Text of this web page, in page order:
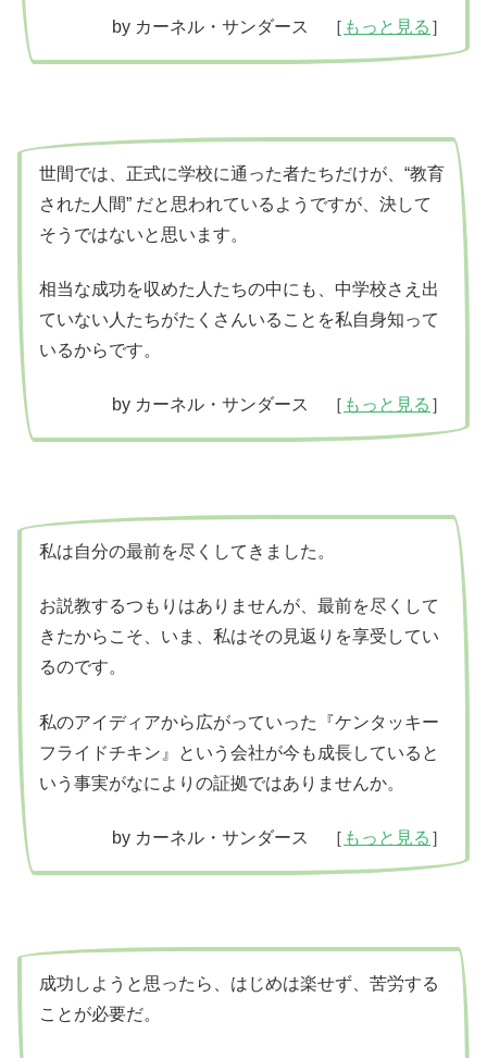
by カーネル・サンダース ［ もっと見る ］
世間では、正式に学校に通った者たちだけが、“教育
された人間” だと思われているようですが、決して
そうではないと思います。
相当な成功を収めた人たちの中にも、中学校さえ出
ていない人たちがたくさんいることを私自身知って
いるからです。
by カーネル・サンダース ［ もっと見る ］
私は自分の最前を尽くしてきました。
お説教するつもりはありませんが、最前を尽くして
きたからこそ、いま、私はその見返りを享受してい
るのです。
私のアイディアから広がっていった『ケンタッキー
フライドチキン』という会社が今も成長していると
いう事実がなによりの証拠ではありませんか。
by カーネル・サンダース ［ もっと見る ］
成功しようと思ったら、はじめは楽せず、苦労する
ことが必要だ。